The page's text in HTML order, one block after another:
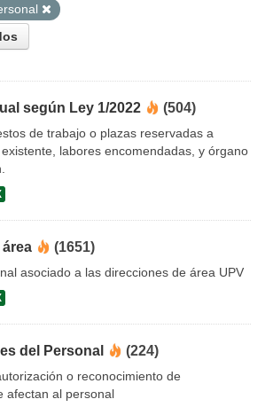
según Ley 1/2022 (504)
de trabajo o plazas reservadas a
labores encomendadas, y órgano
(1651)
asociado a las direcciones de área UPV
del Personal (224)
o reconocimiento de
afectan al personal